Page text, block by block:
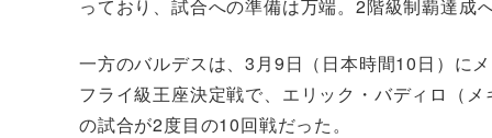
っており、試合への準備は万端。2階級制覇達成
一方のバルデスは、3月9日（日本時間10日）に
フライ級王座決定戦で、エリック・バディロ（
の試合が2度目の10回戦だった。